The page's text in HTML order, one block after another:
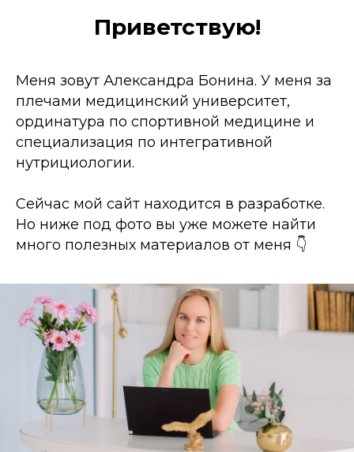
Приветствую!
Меня зовут Александра Бонина. У меня за
плечами медицинский университет,
ординатура по спортивной медицине и
специализация по интегративной
нутрициологии.
Сейчас мой сайт находится в разработке.
Но ниже под фото вы уже можете найти
много полезных материалов от меня 👇